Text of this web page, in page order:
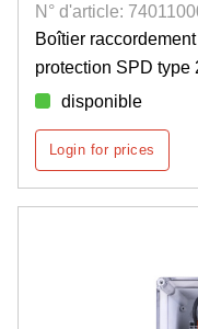
N° d'article:
Boîtier
protection SPD type
disponible
Login for prices